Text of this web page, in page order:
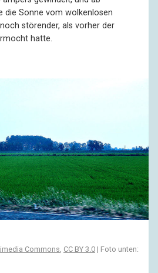
die Sonne vom wolkenlosen
störender, als vorher der
hatte.
Commons, CC BY 3.0 | Foto unten: